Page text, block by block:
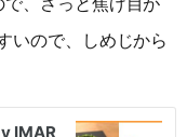
、さっと焦げ目が
いので、しめじから